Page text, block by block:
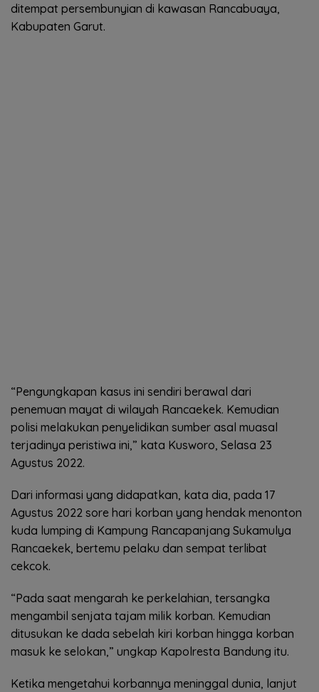
ditempat persembunyian di kawasan Rancabuaya,
Kabupaten Garut.
“Pengungkapan kasus ini sendiri berawal dari
penemuan mayat di wilayah Rancaekek. Kemudian
polisi melakukan penyelidikan sumber asal muasal
terjadinya peristiwa ini,” kata Kusworo, Selasa 23
Agustus 2022.
Dari informasi yang didapatkan, kata dia, pada 17
Agustus 2022 sore hari korban yang hendak menonton
kuda lumping di Kampung Rancapanjang Sukamulya
Rancaekek, bertemu pelaku dan sempat terlibat
cekcok.
“Pada saat mengarah ke perkelahian, tersangka
mengambil senjata tajam milik korban. Kemudian
ditusukan ke dada sebelah kiri korban hingga korban
masuk ke selokan,” ungkap Kapolresta Bandung itu.
Ketika mengetahui korbannya meninggal dunia, lanjut